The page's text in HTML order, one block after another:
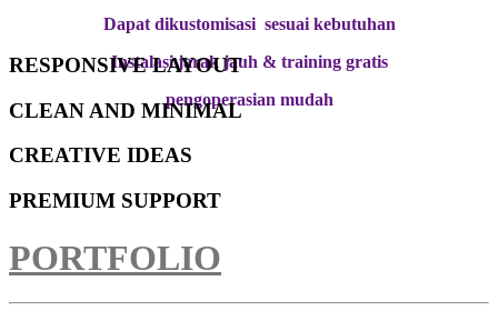
Dapat dikustomisasi sesuai kebutuhan
Instalasi jarak jauh & training gratis
pengoperasian mudah
RESPONSIVE LAYOUT
CLEAN AND MINIMAL
CREATIVE IDEAS
PREMIUM SUPPORT
PORTFOLIO